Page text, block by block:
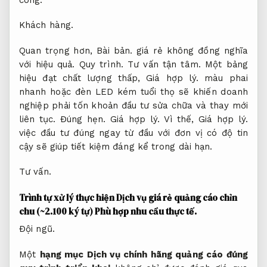
Khách hàng.
Quan trọng hơn, Bài bản. giá rẻ không đồng nghĩa
với hiệu quả. Quy trình. Tư vấn tận tâm. Một bảng
hiệu đạt chất lượng thấp,Giá hợp lý. màu phai
nhanh hoặc đèn LED kém tuổi thọ sẽ khiến doanh
nghiệp phải tốn khoản đầu tư sửa chữa và thay mới
liên tục.Đúng hẹn. Giá hợp lý. Vì thế, Giá hợp lý.
việc đầu tư đúng ngay từ đầu với đơn vị có độ tin
cậy sẽ giúp tiết kiệm đáng kể trong dài hạn.
Tư vấn.
Trình tự xử lý thực hiện Dịch vụ giá rẻ quảng cáo chỉn
chu (~2.100 ký tự)Phù hợp nhu cầu thực tế.
Đội ngũ.
Một hạng mục Dịch vụ chính hãng quảng cáo đúng